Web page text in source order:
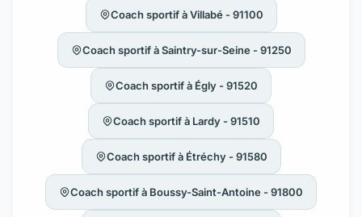
Coach sportif à Villabé - 91100
Coach sportif à Saintry-sur-Seine - 91250
Coach sportif à Égly - 91520
Coach sportif à Lardy - 91510
Coach sportif à Étréchy - 91580
Coach sportif à Boussy-Saint-Antoine - 91800